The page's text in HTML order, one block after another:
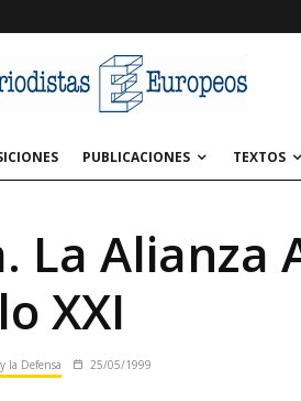
PUBLICACIONES TEXTOS
La Alianza
XXI
la Defensa 25/05/1999